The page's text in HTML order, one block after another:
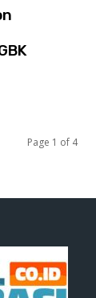
Page 1 of 4